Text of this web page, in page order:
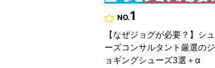
NO.1
【なぜジョグが必要？】シュ
ーズコンサルタント厳選のジ
ョギングシューズ3選＋α